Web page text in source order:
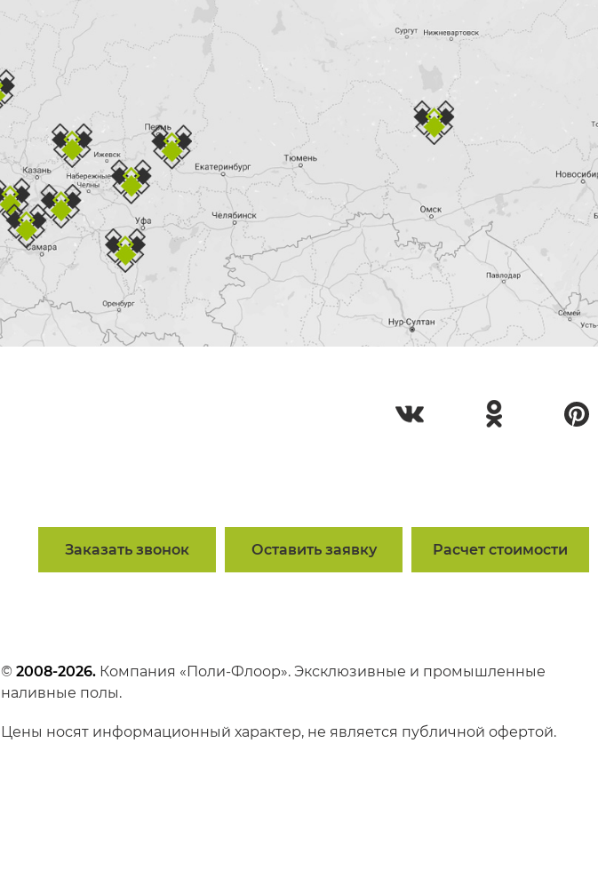
Заказать звонок Оставить заявку Расчет стоимости
© 2008-2026. Компания «Поли-Флоор». Эксклюзивные и промышленные
наливные полы.
Цены носят информационный характер, не является публичной офертой.